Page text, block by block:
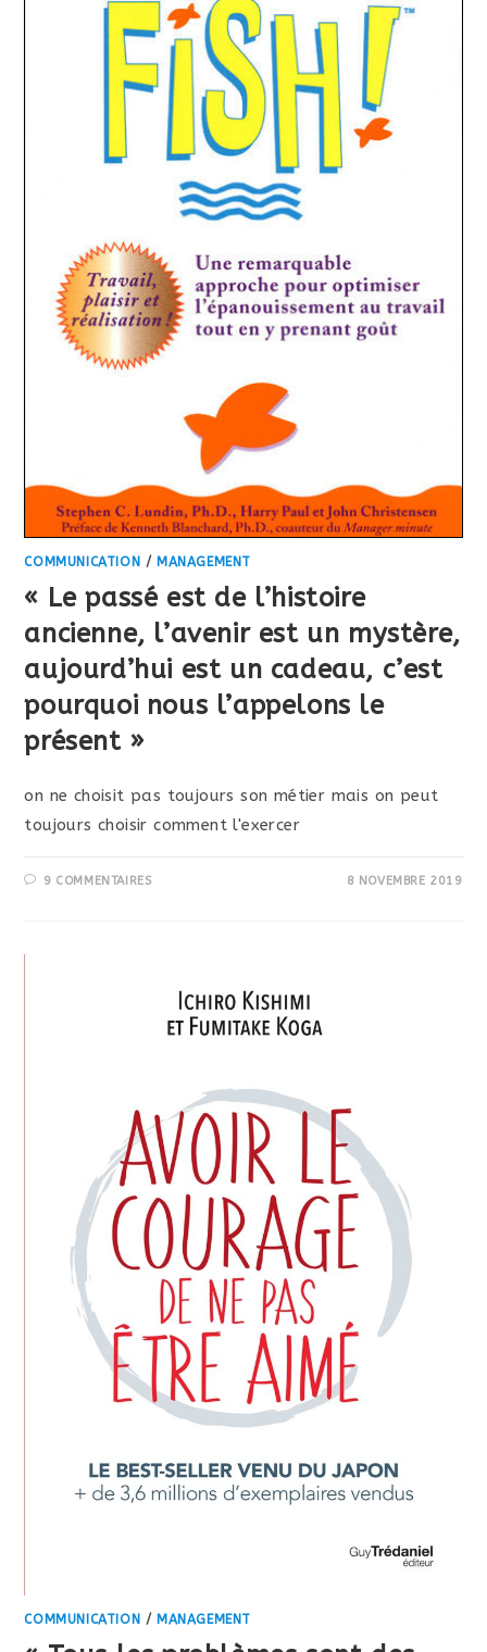
COMMUNICATION / MANAGEMENT
« Le passé est de l’histoire
ancienne, l’avenir est un mystère,
aujourd’hui est un cadeau, c’est
pourquoi nous l’appelons le
présent »
on ne choisit pas toujours son métier mais on peut
toujours choisir comment l'exercer
9 COMMENTAIRES 8 NOVEMBRE 2019
COMMUNICATION / MANAGEMENT